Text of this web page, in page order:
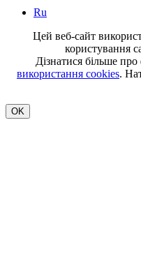
Ru
Цей веб-сайт
користування
Дізнатися більше
використання cookies.
OK